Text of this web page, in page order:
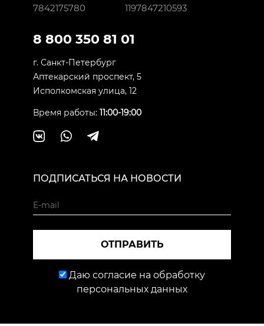
7842175780
1197847210593
8 800 350 81 01
г. Санкт-Петербург
Аптекарский проспект, 5
Исполкомская улица, 12
Время работы: 11:00-19:00
ПОДПИСАТЬСЯ НА НОВОСТИ
ОТПРАВИТЬ
Даю согласие на обработку
персональных данных